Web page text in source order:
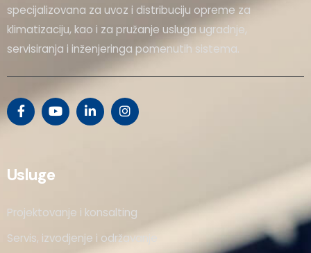
specijalizovana za uvoz i distribuciju opreme za
klimatizaciju, kao i za pružanje usluga ugradnje,
servisiranja i inženjeringa pomenutih sistema.
Usluge
Projektovanje i konsalting
Servis, izvodjenje i održavanje